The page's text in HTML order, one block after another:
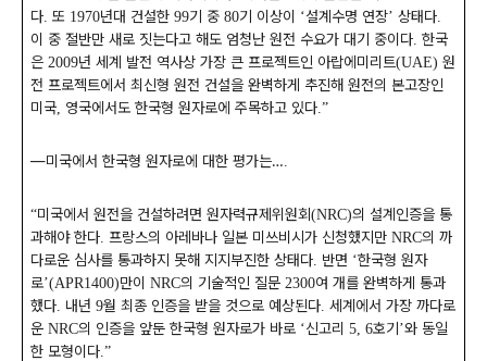
다. 또 1970년대 건설한 99기 중 80기 이상이 ‘설계수명 연장’ 상태다.
이 중 절반만 새로 짓는다고 해도 엄청난 원전 수요가 대기 중이다. 한국
은 2009년 세계 발전 역사상 가장 큰 프로젝트인 아랍에미리트(UAE) 원
전 프로젝트에서 최신형 원전 건설을 완벽하게 추진해 원전의 본고장인
미국, 영국에서도 한국형 원자로에 주목하고 있다.”
―미국에서 한국형 원자로에 대한 평가는…
“미국에서 원전을 건설하려면 원자력규제위원회(NRC)의 설계인증을 통
과해야 한다. 프랑스의 아레바나 일본 미쓰비시가 신청했지만 NRC의 까
다로운 심사를 통과하지 못해 지지부진한 상태다. 반면 ‘한국형 원자
로’(APR1400)만이 NRC의 기술적인 질문 2300여 개를 완벽하게 통과
했다. 내년 9월 최종 인증을 받을 것으로 예상된다. 세계에서 가장 까다로
운 NRC의 인증을 앞둔 한국형 원자로가 바로 ‘신고리 5, 6호기’와 동일
한 모형이다.”